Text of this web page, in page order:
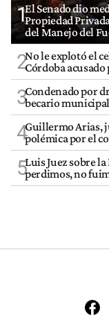
1El Senado dio
Propiedad
del Manejo del
2No le explotó el
Córdoba
3Condenado por
becario
4Guillermo Arias,
polémica por el
5Luis Juez sobre
perdimos, no